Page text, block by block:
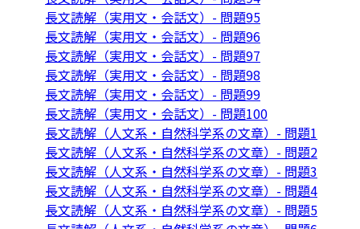
長文読解（実用文・会話文）- 問題95
長文読解（実用文・会話文）- 問題96
長文読解（実用文・会話文）- 問題97
長文読解（実用文・会話文）- 問題98
長文読解（実用文・会話文）- 問題99
長文読解（実用文・会話文）- 問題100
長文読解（人文系・自然科学系の文章）- 問題1
長文読解（人文系・自然科学系の文章）- 問題2
長文読解（人文系・自然科学系の文章）- 問題3
長文読解（人文系・自然科学系の文章）- 問題4
長文読解（人文系・自然科学系の文章）- 問題5